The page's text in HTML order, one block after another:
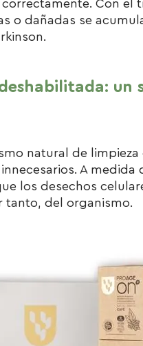
Con el
o dañadas se
un
natural de
A medida
los desechos
tanto, del organismo.